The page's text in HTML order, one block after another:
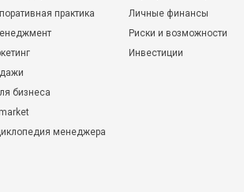
практика
бизнеса
менеджера
Личные финансы
Риски и возможности
Инвестиции